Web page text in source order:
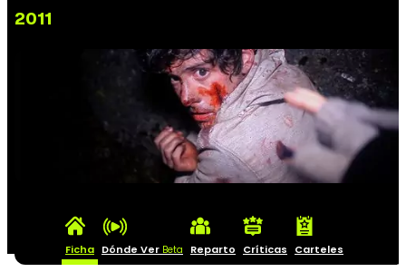
2011
Ficha Dónde Ver Beta Reparto Críticas Carteles